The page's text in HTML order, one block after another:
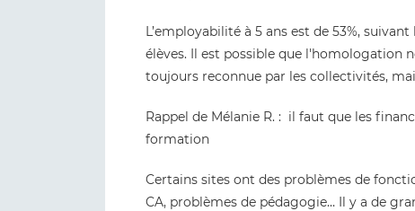
L’employabilité à 5 ans est de 53%,
élèves. Il est possible que l'homologation
toujours reconnue par les collectivités,
Rappel de Mélanie R. : il faut que les
formation
Certains sites ont des problèmes de
CA, problèmes de pédagogie… Il y a de